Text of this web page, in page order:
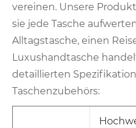
vereinen. Unsere
sie jede Tasche
Alltagstasche, einen
Luxushandtasche
detaillierten
Taschenzubehörs: